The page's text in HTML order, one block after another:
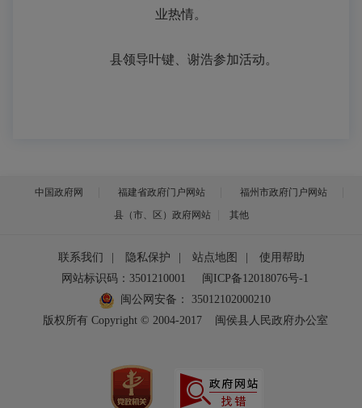
业热情。
县领导叶键、谢浩参加活动。
中国政府网 福建省政府门户网站
福州市政府门户网站
县（市、区）政府网站
其他
联系我们 隐私保护 站点地图
使用帮助
网站标识码：3501210001
闽ICP备12018076号-1
闽公网安备：
35012102000210
版权所有 Copyright © 2004-2017
闽侯县人民政府办公室